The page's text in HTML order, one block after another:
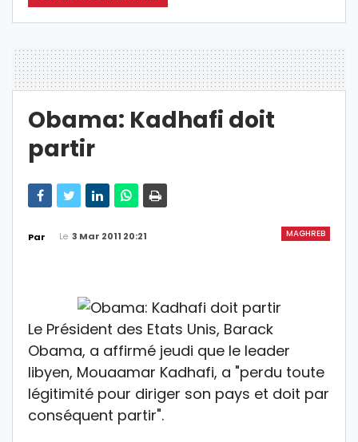
Obama: Kadhafi doit
partir
MAGHREB
Par Le 3 Mar 2011 20:21
Le Président des Etats Unis, Barack
Obama, a affirmé jeudi que le leader
libyen, Mouaamar Kadhafi, a "perdu toute
légitimité pour diriger son pays et doit par
conséquent partir".